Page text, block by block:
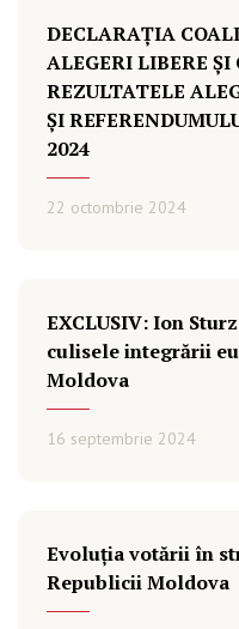
DECLARAȚIA
ALEGERI LIBERE
REZULTATELE
ȘI
2024
22 octombrie 2024
EXCLUSIV: Ion
culisele integrării
Moldova
16 septembrie 2024
Evoluția votării în
Republicii Moldova